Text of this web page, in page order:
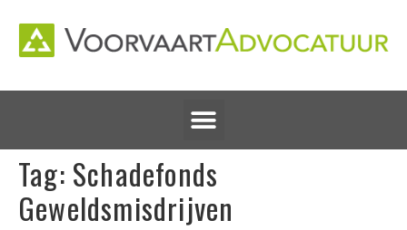
Tag: Schadefonds
Geweldsmisdrijven